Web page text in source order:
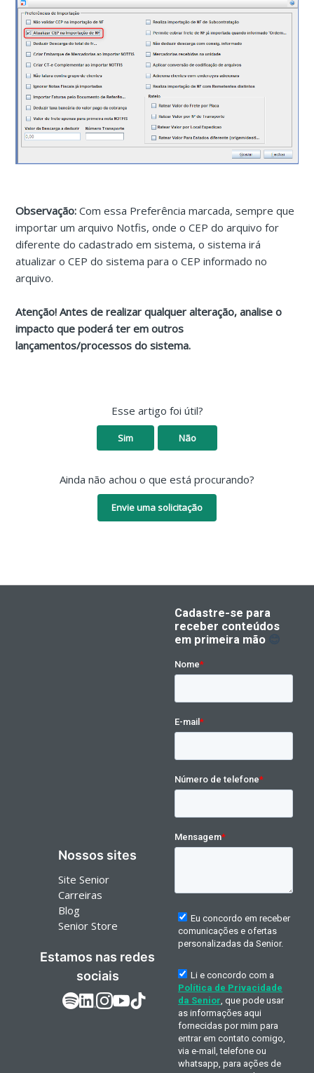
Observação:Com essa Preferência marcada, sempre que
importar um arquivo Notfis, onde o CEP do arquivo for
diferente do cadastrado em sistema, o sistema irá
atualizar o CEP do sistema para o CEP informado no
arquivo.
Atenção! Antes de realizar qualquer alteração, analise o
impacto que poderá ter em outros
lançamentos/processos do sistema.
Esse artigo foi útil?
Sim Não
Ainda não achou o que está procurando?
Envie uma solicitação
Nossos sites
Site Senior
Carreiras
Blog
Senior Store
Estamos nas redes
sociais